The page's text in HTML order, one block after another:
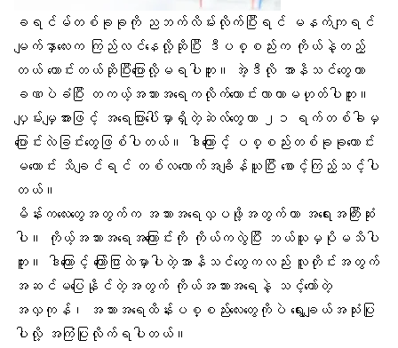
ခရင်မ်တစ်ခုခုကို ညဘက်လိမ်းလိုက်ပြီးရင် မနက်ကျရင်
မျက်နှာလေးက ကြည်လင်နေလို့ဆိုပြီး ဒီပစ္စည်းက ကိုယ်နဲ့တည့်
တယ် ကောင်းတယ်ဆိုပြီးပြောလို့မရပါဘူး။ အဲ့ဒီလို အာနိသင်တွေဟာ
ခဏပဲခံပြီး တကယ့်အသားအရေကလိုက်ကောင်းလာတာမဟုတ်ပါဘူး။
ပျှမ်းမျှအားဖြင့် အရေပြားပေါ်မှာရှိတဲ့ဆဲလ်တွေဟာ ၂၁ ရက်တစ်ခါမှ
ပြောင်းလဲခြင်းတွေဖြစ်ပါတယ်။ ဒါကြောင့် ပစ္စည်းတစ်ခုခုကောင်း
မကောင်း သိချင်ရင် တစ်လလောက်အချိန်ယူပြီး စောင့်ကြည့်သင့်ပါ
တယ်။
မိန်းကလေးတွေအတွက်က အသားအရေလှပဖို့အတွက်ဟာ အရေးအကြီးဆုံး
ပါ။ ကိုယ့်အသားအရေအကြောင်းကို ကိုယ်ကလွဲပြီး ဘယ်သူမှပိုမသိပါ
ဘူး။ ဒါကြောင့် ကြော်ငြာထဲမှာပါတဲ့အာနိသင်တွေကလည်း လူတိုင်းအတွက်
အဆင်မပြေနိုင်တဲ့အတွက် ကိုယ်အသားအရေနဲ့ သင့်တော်တဲ့
အလှကုန် ၊ အသားအရေထိန်းပစ္စည်းလေးတွေကိုပဲ ရွေးချယ်အသုံးပြု
ပါလို့ အကြံပြုလိုက်ရပါတယ်။